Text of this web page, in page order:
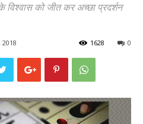
को जीत कर अच्छा प्रदर्शन
0
1628